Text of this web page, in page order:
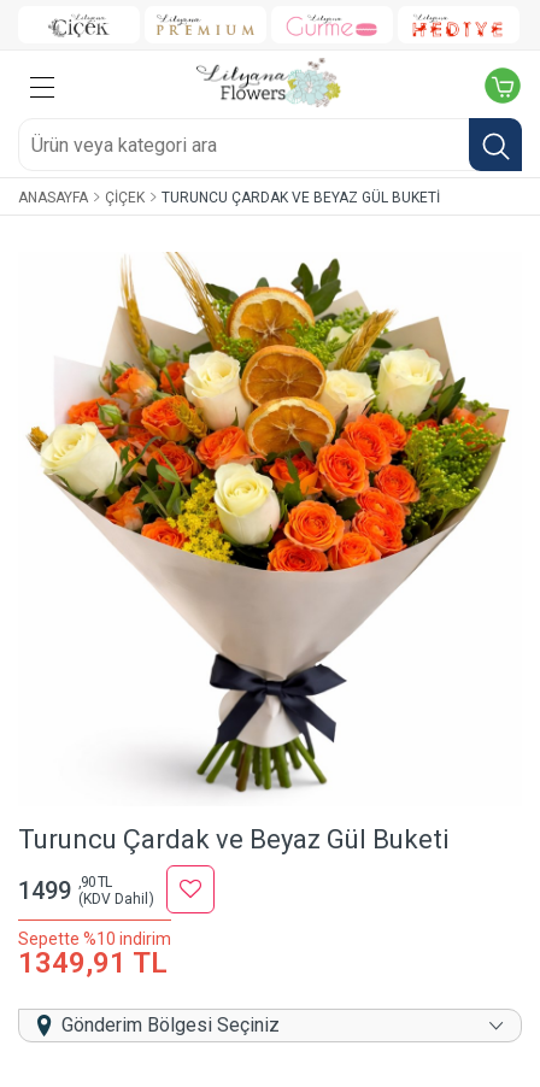
ANASAYFA ÇIÇEK TURUNCU ÇARDAK VE BEYAZ GÜL BUKETI
Turuncu Çardak ve Beyaz Gül Buketi
1499 ,90 TL
(KDV Dahil)
Sepette %10 indirim
1349,91 TL
Gönderim Bölgesi Seçiniz